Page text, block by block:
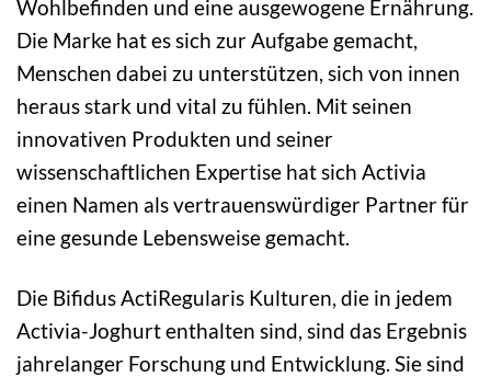
Wohlbefinden und eine ausgewogene Ernährung.
Die Marke hat es sich zur Aufgabe gemacht,
Menschen dabei zu unterstützen, sich von innen
heraus stark und vital zu fühlen. Mit seinen
innovativen Produkten und seiner
wissenschaftlichen Expertise hat sich Activia
einen Namen als vertrauenswürdiger Partner für
eine gesunde Lebensweise gemacht.
Die Bifidus ActiRegularis Kulturen, die in jedem
Activia-Joghurt enthalten sind, sind das Ergebnis
jahrelanger Forschung und Entwicklung. Sie sind